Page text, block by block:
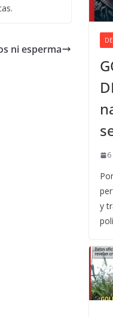
ni esperma
y